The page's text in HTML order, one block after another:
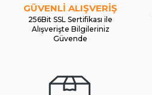
GÜVENLİ ALIŞVERİŞ
256Bit SSL Sertifikası ile
Alışverişte Bilgileriniz
Güvende